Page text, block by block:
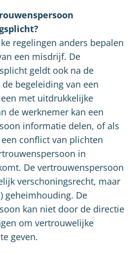
regelingen anders bepalen
een misdrijf. De
geldt ook na de
begeleiding van een
met uitdrukkelijke
de werknemer kan een
informatie delen, of als
conflict van plichten
in
De vertrouwenspersoon
verschoningsrecht, maar
geheimhouding. De
kan niet door de directie
om vertrouwelijke
geven.